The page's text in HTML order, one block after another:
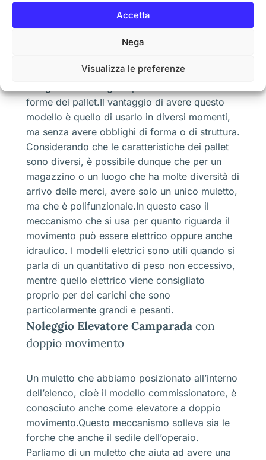
Accetta
Nega
Visualizza le preferenze
che ultimamente sta diventando richiestissimo è
quello che riguarda il modello con forche che
sono retrattili. Utile in diverse situazioni e
avere delle forche che sono in grado di
forme dei pallet.Il vantaggio di avere questo
modello è quello di usarlo in diversi momenti,
ma senza avere obblighi di forma o di struttura.
Considerando che le caratteristiche dei pallet
sono diversi, è possibile dunque che per un
magazzino o un luogo che ha molte diversità di
arrivo delle merci, avere solo un unico muletto,
ma che è polifunzionale.In questo caso il
meccanismo che si usa per quanto riguarda il
movimento può essere elettrico oppure anche
idraulico. I modelli elettrici sono utili quando si
parla di un quantitativo di peso non eccessivo,
mentre quello elettrico viene consigliato
proprio per dei carichi che sono
particolarmente grandi e pesanti.
Noleggio Elevatore Camparada con
doppio movimento
Un muletto che abbiamo posizionato all’interno
dell’elenco, cioè il modello commissionatore, è
conosciuto anche come elevatore a doppio
movimento.Questo meccanismo solleva sia le
forche che anche il sedile dell’operaio.
Parliamo di un muletto che aiuta ad avere una